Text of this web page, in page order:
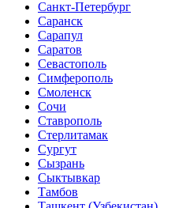
Санкт-Петербург
Саранск
Сарапул
Саратов
Севастополь
Симферополь
Смоленск
Сочи
Ставрополь
Стерлитамак
Сургут
Сызрань
Сыктывкар
Тамбов